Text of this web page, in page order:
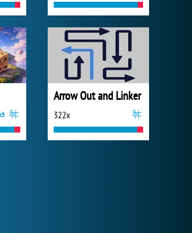
Arrow Out and Linker
322x